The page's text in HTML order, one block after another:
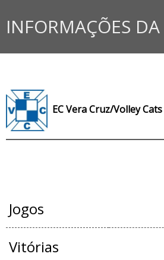
INFORMAÇÕES
EC Vera Cruz/Volley
Jogos
Vitórias